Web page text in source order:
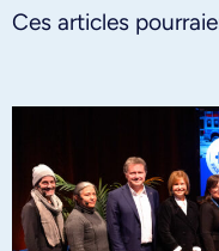
Ces articles